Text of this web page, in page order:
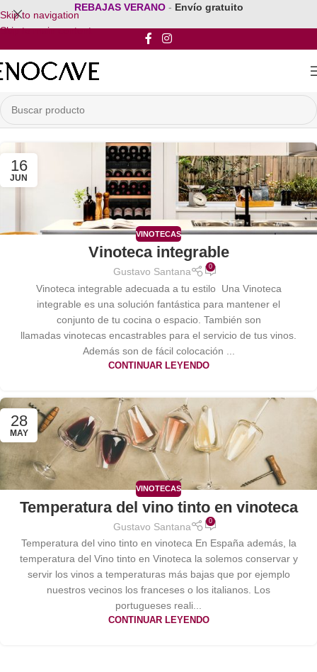
Skip to navigation
Skip to main content
REBAJAS VERANO - Envío gratuito
16
JUN
VINOTECAS
Vinoteca integrable
Gustavo Santana 0
Vinoteca integrable adecuada a tu estilo Una Vinoteca
integrable es una solución fantástica para mantener el
conjunto de tu cocina o espacio. También son
llamadas vinotecas encastrables para el servicio de tus vinos.
Además son de fácil colocación ...
CONTINUAR LEYENDO
28
MAY
VINOTECAS
Temperatura del vino tinto en vinoteca
Gustavo Santana 0
Temperatura del vino tinto en vinoteca En España además, la
temperatura del Vino tinto en Vinoteca la solemos conservar y
servir los vinos a temperaturas más bajas que por ejemplo
nuestros vecinos los franceses o los italianos. Los
portugueses reali...
CONTINUAR LEYENDO